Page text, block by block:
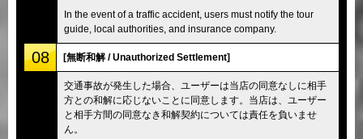
In the event of a traffic accident, users must notify the tour
guide, local authorities, and insurance company.
08 [無断和解 / Unauthorized Settlement]
交通事故が発生した場合、ユーザーは当店の同意なしに相手
方との和解に応じないことに同意します。当店は、ユーザー
と相手方間の同意なき和解契約については責任を負いませ
ん。